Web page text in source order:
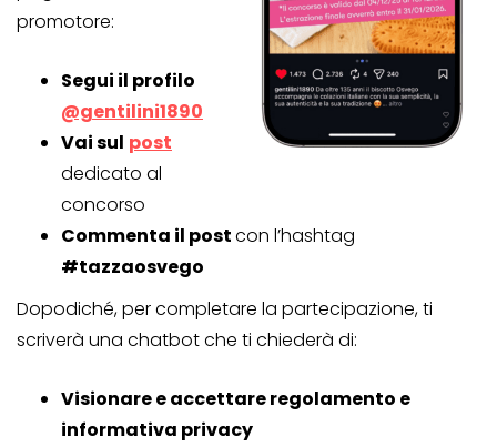
promotore:
Segui il profilo
@gentilini1890
Vai sul post
dedicato al
concorso
Commenta il postcon l’hashtag
#tazzaosvego
Dopodiché, per completare la partecipazione, ti
scriverà una chatbot che ti chiederà di:
Visionare e accettare regolamento e
informativa privacy